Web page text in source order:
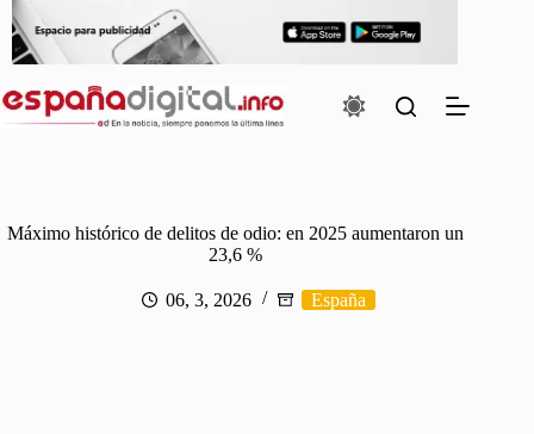
contenido
Máximo histórico de delitos de odio: en 2025 aumentaron un
23,6 %
06, 3, 2026 España